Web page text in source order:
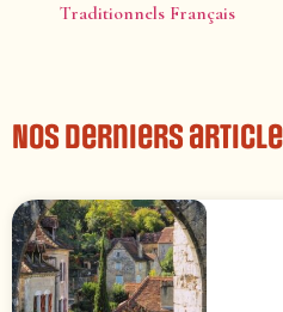
Traditionnels Français
Nos derniers